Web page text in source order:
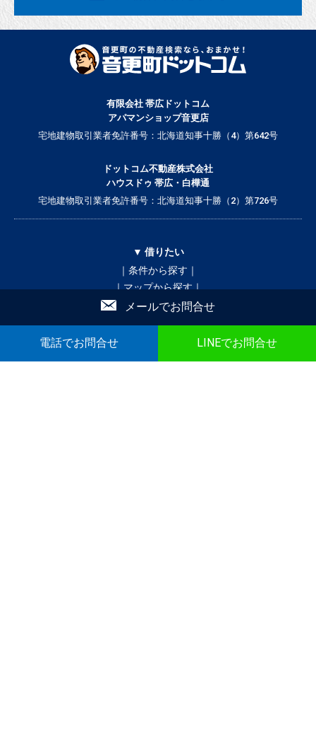
有限会社 帯広ドットコム
アパマンショップ音更店
宅地建物取引業者免許番号：北海道知事十勝（4）第642号
ドットコム不動産株式会社
ハウスドゥ 帯広・白樺通
宅地建物取引業者免許番号：北海道知事十勝（2）第726号
▼ 借りたい
｜条件から探す｜
｜マップから探す｜
｜学校区から探す｜
不動産投資
店舗情報
メールでお問合せ
電話でお問合せ LINEでお問合せ